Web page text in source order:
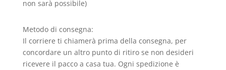
non sarà possibile)
Metodo di consegna:
Il corriere ti chiamerà prima della consegna, per
concordare un altro punto di ritiro se non desideri
ricevere il pacco a casa tua. Ogni spedizione è